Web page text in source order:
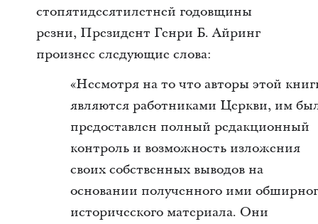
стопятидесятилетней годовщины
резни, Президент Генри Б. Айринг
произнес следующие слова:
«Несмотря на то что авторы этой
являются работниками Церкви, им
предоставлен полный редакционный
контроль и возможность изложения
своих собственных выводов на
основании полученного ими
исторического материала. Они